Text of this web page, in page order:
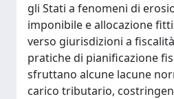
gli Stati a fenomeni di
imponibile e allocazione
verso giurisdizioni a
pratiche di pianificazione
sfruttano alcune lacune
carico tributario,